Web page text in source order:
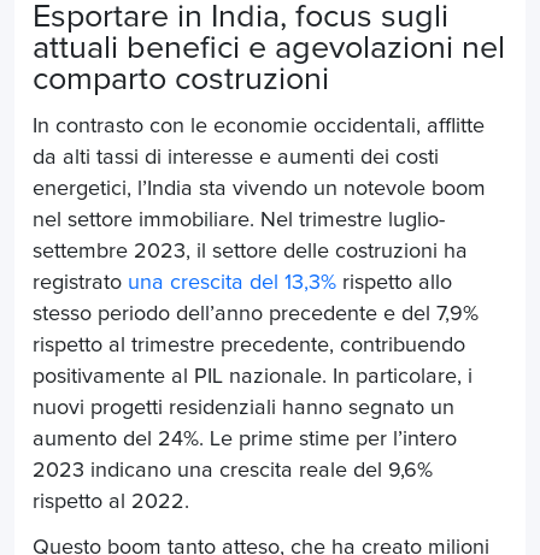
Esportare in India, focus sugli
attuali benefici e agevolazioni nel
comparto costruzioni
In contrasto con le economie occidentali, afflitte
da alti tassi di interesse e aumenti dei costi
energetici, l’India sta vivendo un notevole boom
nel settore immobiliare. Nel trimestre luglio-
settembre 2023, il settore delle costruzioni ha
registrato una crescita del 13,3% rispetto allo
stesso periodo dell’anno precedente e del 7,9%
rispetto al trimestre precedente, contribuendo
positivamente al PIL nazionale. In particolare, i
nuovi progetti residenziali hanno segnato un
aumento del 24%. Le prime stime per l’intero
2023 indicano una crescita reale del 9,6%
rispetto al 2022.
Questo boom tanto atteso, che ha creato milioni